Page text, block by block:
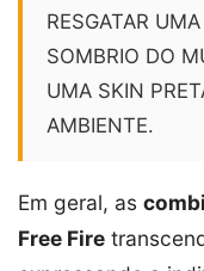
RESGATAR
SOMBRIO DO
UMA SKIN
AMBIENTE.
Em geral, as
Free Fire